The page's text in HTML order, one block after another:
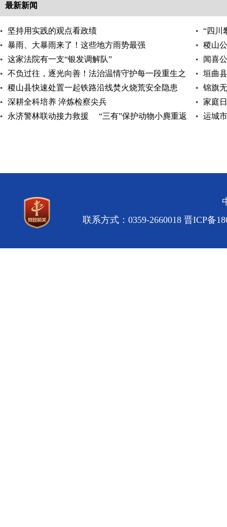
最新新闻
坚持用实践的观点看政绩
“四川
暴雨、大暴雨来了！这些地方雨势最强
稷山
这家法院有一支“银发调解队”
闻喜
不负过往，逐光向善！法治温情守护每一段重生之
路
垣曲
稷山县快速处置一起铁路沿线焚火烧荒安全隐患
锦旗
深耕全科培养 淬炼检察尖兵
家庭
永济警林联动接力救援 “三有”保护动物小麂重返
运城
联系方式：0359-2660018 晋ICP备